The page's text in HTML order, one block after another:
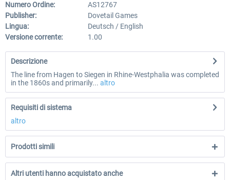
Numero Ordine:
AS12767
Publisher:
Dovetail Games
Lingua:
Deutsch / English
Versione corrente:
1.00
Descrizione
The line from Hagen to Siegen in Rhine-Westphalia was completed
in the 1860s and primarily... altro
Requisiti di sistema
altro
Prodotti simili
Altri utenti hanno acquistato anche